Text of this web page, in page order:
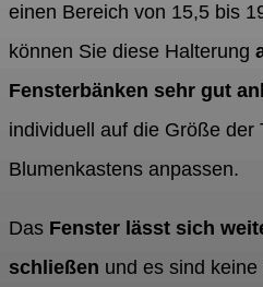
einen Bereich von 15,5 bis
können Sie diese Halterung
Fensterbänken sehr gut
individuell auf die Größe der
Blumenkastens anpassen.
Das Fenster lässt sich
schließen und es sind